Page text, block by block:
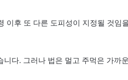
이후 또 다른 도피성이 지정될 것임
다. 그러나 법은 멀고 주먹은 가까